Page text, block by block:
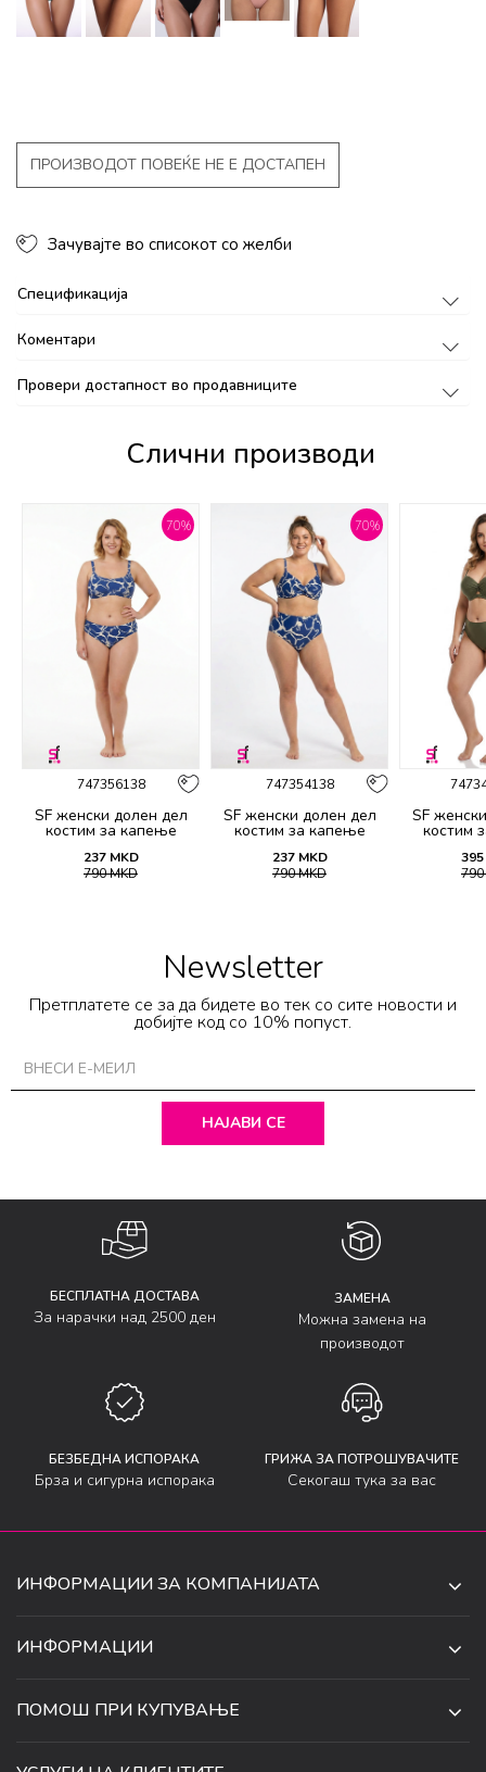
ПРОИЗВОДОТ ПОВЕЌЕ НЕ Е ДОСТАПЕН
Зачувајте во списокот со желби
Спецификација
Коментари
Провери достапност во продавниците
Слични производи
70%
747356138
SF женски долен дел
костим за капење
237 MKD
790MKD
70%
747354138
SF женски долен дел
костим за капење
237 MKD
790MKD
SF
костим
395
790
Newsletter
Претплатете се за да бидете во тек со сите новости и
добијте код со 10% попуст.
НАЈАВИ СЕ
БЕСПЛАТНА ДОСТАВА
За нарачки над 2500 ден
ЗАМЕНА
Можна замена на
производот
БЕЗБЕДНА ИСПОРАКА
Брза и сигурна испорака
ГРИЖА ЗА ПОТРОШУВАЧИТЕ
Секогаш тука за вас
ИНФОРМАЦИИ ЗА КОМПАНИЈАТА
СКОПЈЕ, МАКЕДОНИЈА
ИНФОРМАЦИИ
СОРАБОТКИ
ПОМОШ ПРИ КУПУВАЊЕ